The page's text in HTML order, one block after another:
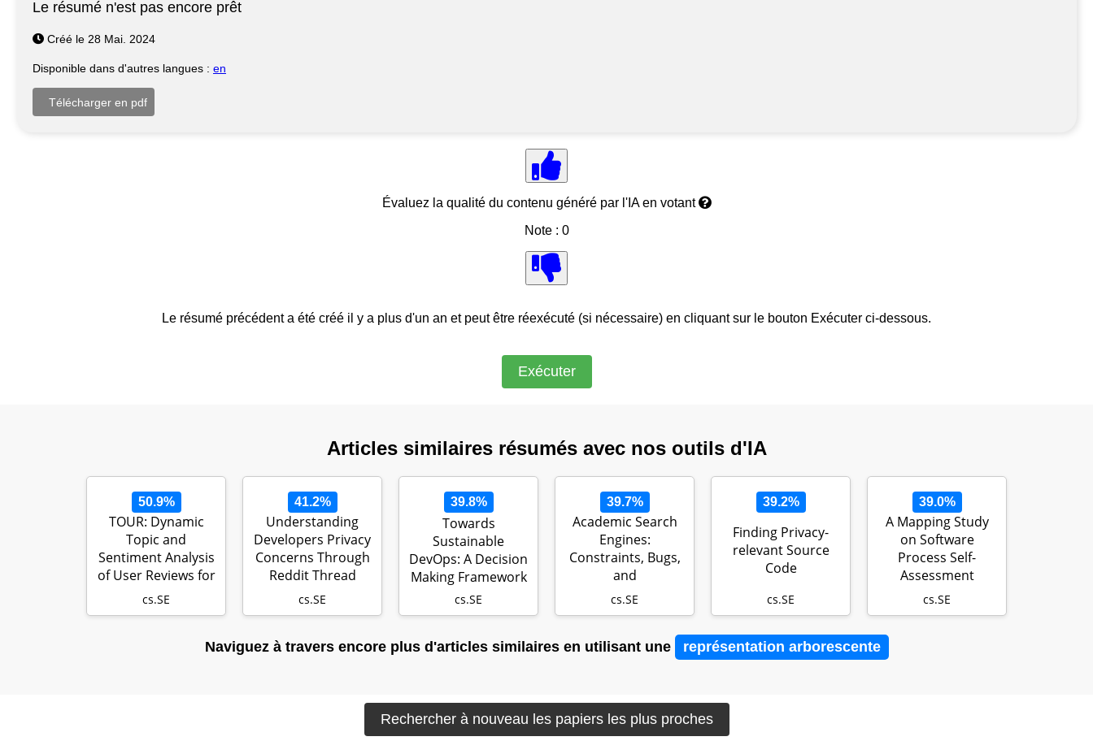
Le résumé n'est pas encore prêt
Créé le 28 Mai. 2024
Disponible dans d'autres langues : en
Évaluez la qualité du contenu généré par l'IA en votant
Note : 0
Le résumé précédent a été créé il y a plus d'un an et peut être réexécuté (si nécessaire) en cliquant sur le bouton Exécuter ci-dessous.
Articles similaires résumés avec nos outils d'IA
50.9%
TOUR: Dynamic
Topic and
Sentiment Analysis
of User Reviews for
Assisting App …
cs.SE
41.2%
Understanding
Developers Privacy
Concerns Through
Reddit Thread
Analysis
cs.SE
39.8%
Towards
Sustainable
DevOps: A Decision
Making Framework
cs.SE
39.7%
Academic Search
Engines:
Constraints, Bugs,
and
Recommendation
cs.SE
39.2%
Finding Privacy-
relevant Source
Code
cs.SE
39.0%
A Mapping Study
on Software
Process Self-
Assessment
Methods
cs.SE
Naviguez à travers encore plus d'articles similaires en utilisant une représentation arborescente